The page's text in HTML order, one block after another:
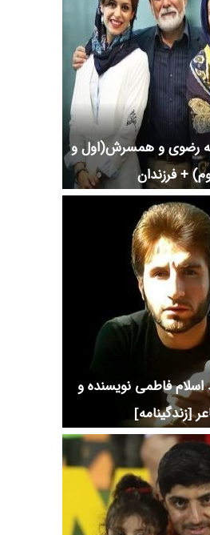
رضوی و همسرش(اول و
+ فرزندان
اسلام فاطمی نویسنده و
[زندگینامه]